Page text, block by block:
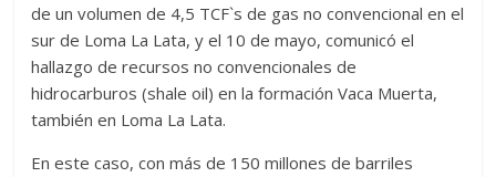
de un volumen de 4,5 TCF`s de gas no convencional en el
sur de Loma La Lata, y el 10 de mayo, comunicó el
hallazgo de recursos no convencionales de
hidrocarburos (shale oil) en la formación Vaca Muerta,
también en Loma La Lata.
En este caso, con más de 150 millones de barriles